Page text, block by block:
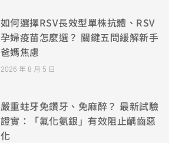
如何選擇RSV長效型單株抗體、RSV
孕婦疫苗怎麼選？ 關鍵五問緩解新手
爸媽焦慮
2026 年 8 月 5 日
嚴重蛀牙免鑽牙、免麻醉？ 最新試驗
證實：「氟化氨銀」有效阻止齲齒惡
化